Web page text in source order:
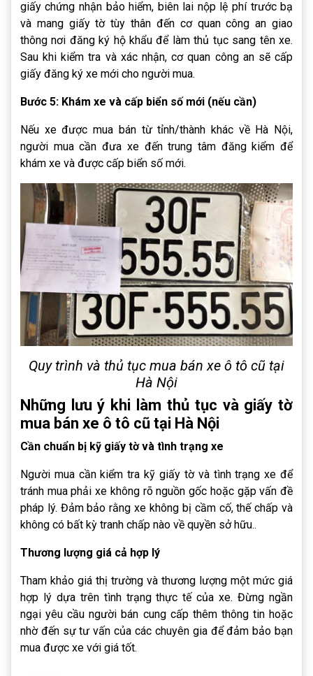
giấy chứng nhận bảo hiểm, biên lai nộp lệ phí trước bạ
và mang giấy tờ tùy thân đến cơ quan công an giao
thông nơi đăng ký hộ khẩu để làm thủ tục sang tên xe.
Sau khi kiểm tra và xác nhận, cơ quan công an sẽ cấp
giấy đăng ký xe mới cho người mua.
Bước 5: Khám xe và cấp biển số mới (nếu cần)
Nếu xe được mua bán từ tỉnh/thành khác về Hà Nội,
người mua cần đưa xe đến trung tâm đăng kiểm để
khám xe và được cấp biển số mới.
Quy trình và thủ tục mua bán xe ô tô cũ tại
Hà Nội
Những lưu ý khi làm thủ tục và giấy tờ
mua bán xe ô tô cũ tại Hà Nội
Cần chuẩn bị kỹ giấy tờ và tình trạng xe
Người mua cần kiểm tra kỹ giấy tờ và tình trạng xe để
tránh mua phải xe không rõ nguồn gốc hoặc gặp vấn đề
pháp lý. Đảm bảo rằng xe không bị cầm cố, thế chấp và
không có bất kỳ tranh chấp nào về quyền sở hữu..
Thương lượng giá cả hợp lý
Tham khảo giá thị trường và thương lượng một mức giá
hợp lý dựa trên tình trạng thực tế của xe. Đừng ngần
ngại yêu cầu người bán cung cấp thêm thông tin hoặc
nhờ đến sự tư vấn của các chuyên gia để đảm bảo bạn
mua được xe với giá tốt.